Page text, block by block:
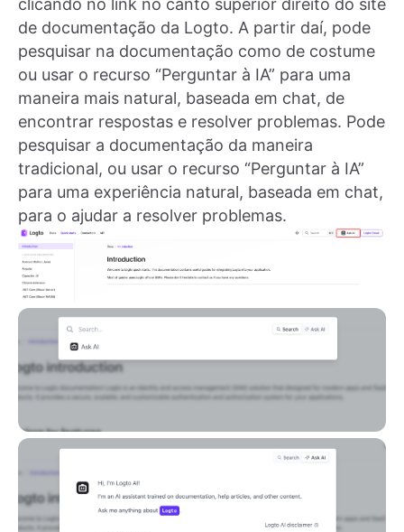
clicando no link no canto superior direito do site
de documentação da Logto. A partir daí, pode
pesquisar na documentação como de costume
ou usar o recurso “Perguntar à IA” para uma
maneira mais natural, baseada em chat, de
encontrar respostas e resolver problemas. Pode
pesquisar a documentação da maneira
tradicional, ou usar o recurso “Perguntar à IA”
para uma experiência natural, baseada em chat,
para o ajudar a resolver problemas.